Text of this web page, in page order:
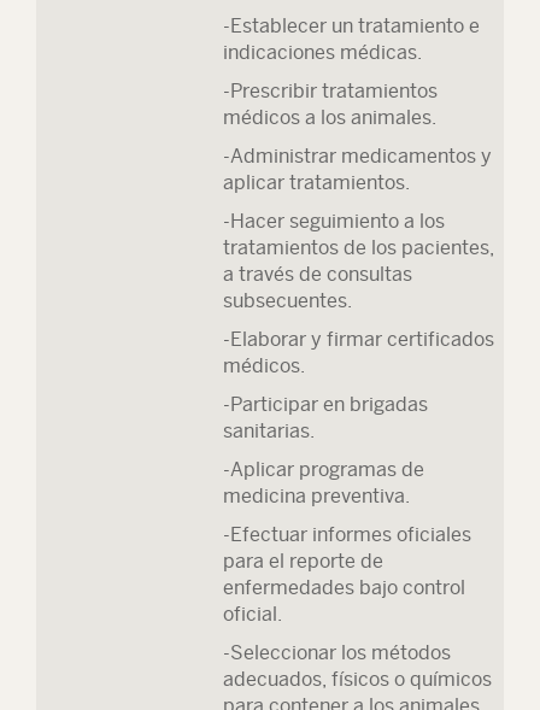
-Establecer un tratamiento e
indicaciones médicas.
-Prescribir tratamientos
médicos a los animales.
-Administrar medicamentos y
aplicar tratamientos.
-Hacer seguimiento a los
tratamientos de los pacientes,
a través de consultas
subsecuentes.
-Elaborar y firmar certificados
médicos.
-Participar en brigadas
sanitarias.
-Aplicar programas de
medicina preventiva.
-Efectuar informes oficiales
para el reporte de
enfermedades bajo control
oficial.
-Seleccionar los métodos
adecuados, físicos o químicos